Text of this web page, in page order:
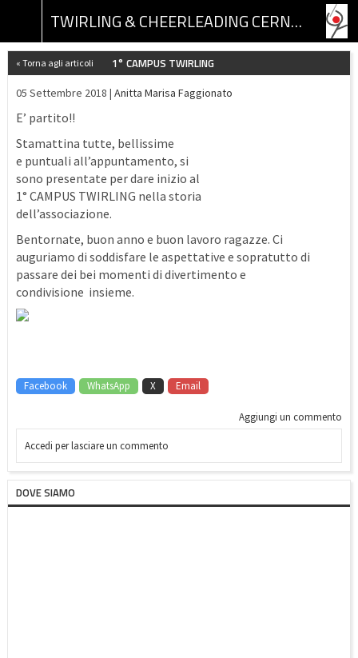
TWIRLING & CHEERLEADING CERNUSCO ASSOCIAZIONE SPORTIVA DILETTANTISTICA
« Torna agli articoli 1° CAMPUS TWIRLING
05 Settembre 2018 | Anitta Marisa Faggionato
E’ partito!!
Stamattina tutte, bellissime
e puntuali all’appuntamento, si
sono presentate per dare inizio al
1° CAMPUS TWIRLING nella storia
dell’associazione.
Bentornate, buon anno e buon lavoro ragazze. Ci
auguriamo di soddisfare le aspettative e sopratutto di
passare dei bei momenti di divertimento e
condivisione insieme.
Facebook WhatsApp X Email
Aggiungi un commento
Accedi per lasciare un commento
DOVE SIAMO